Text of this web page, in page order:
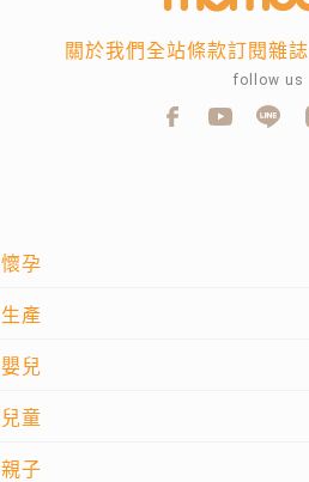
懷孕
生產
嬰兒
兒童
親子
關於我們全站條款訂閱雜誌
follow us